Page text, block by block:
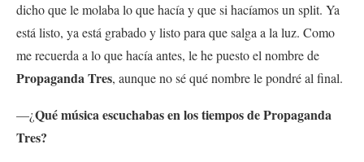
dicho que le molaba lo que hacía y que si hacíamos un split. Ya
está listo, ya está grabado y listo para que salga a la luz. Como
me recuerda a lo que hacía antes, le he puesto el nombre de
Propaganda Tres, aunque no sé qué nombre le pondré al final.
—¿Qué música escuchabas en los tiempos de Propaganda
Tres?